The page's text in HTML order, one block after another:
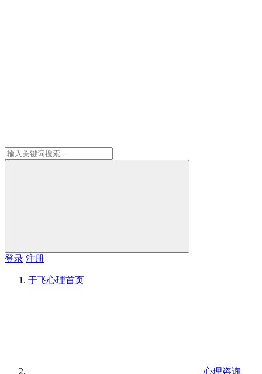
登录 注册
于飞心理首页
心理咨询